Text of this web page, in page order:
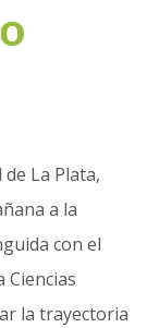
La Plata,
a la
con el
Ciencias
la trayectoria